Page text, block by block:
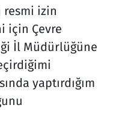
resmi izin
için Çevre
İl Müdürlüğüne
yaptırdığım